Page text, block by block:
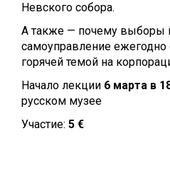
Невского собора.
А также — почему выборы
самоуправление
горячей темой на
Начало лекции 6 марта в
русском музее
Участие: 5 €